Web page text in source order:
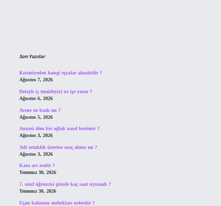
Son Yazılar
Kırtasiyeden hangi eşyalar alınabilir ?
Ağustos 7, 2026
Detaylı iç temizleyici ne işe yarar ?
Ağustos 6, 2026
Avene su bazlı mı ?
Ağustos 5, 2026
Annesi ölen bir oğlak nasıl beslenir ?
Ağustos 3, 2026
Adi ortaklık üzerine araç alınır mı ?
Ağustos 3, 2026
Kara avı nedir ?
Temmuz 30, 2026
7. sınıf öğrencisi günde kaç saat uyumalı ?
Temmuz 30, 2026
Uçan balonun zorlukları nelerdir ?